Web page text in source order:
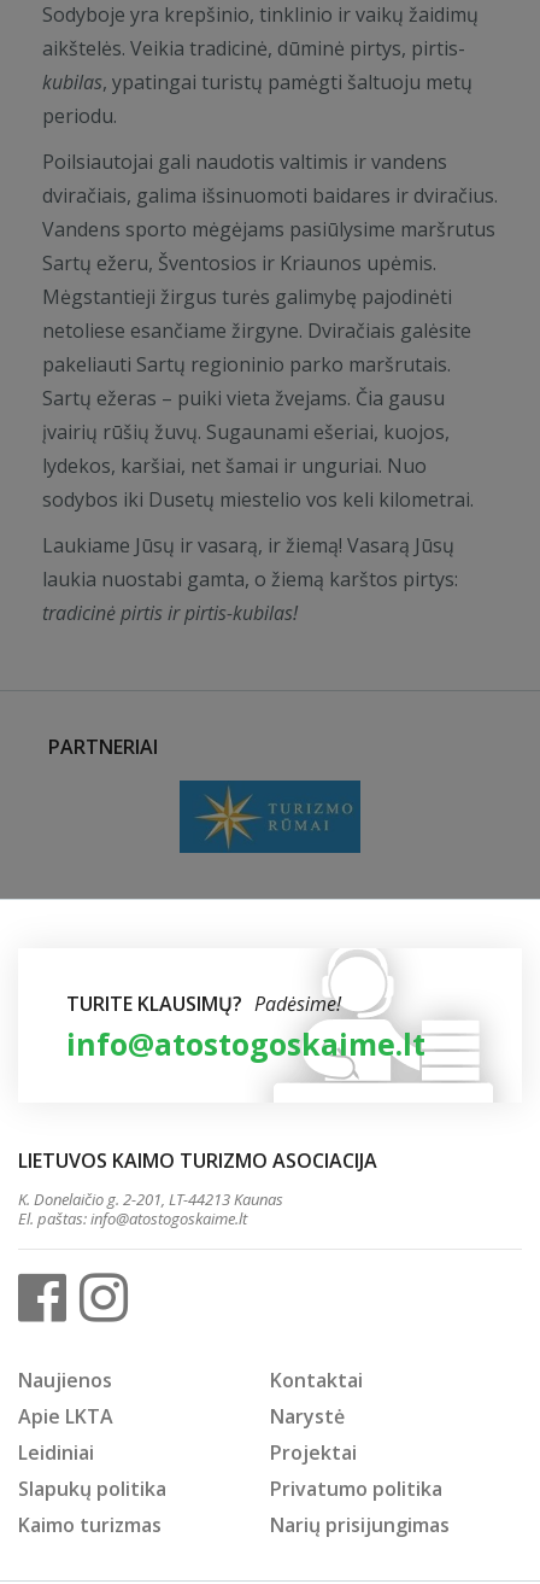
Sodyboje yra krepšinio, tinklinio ir vaikų žaidimų
aikštelės. Veikia tradicinė, dūminė pirtys, pirtis-
kubilas, ypatingai turistų pamėgti šaltuoju metų
periodu.
Poilsiautojai gali naudotis valtimis ir vandens
dviračiais, galima išsinuomoti baidares ir dviračius.
Vandens sporto mėgėjams pasiūlysime maršrutus
Sartų ežeru, Šventosios ir Kriaunos upėmis.
Mėgstantieji žirgus turės galimybę pajodinėti
netoliese esančiame žirgyne. Dviračiais galėsite
pakeliauti Sartų regioninio parko maršrutais.
Sartų ežeras – puiki vieta žvejams. Čia gausu
įvairių rūšių žuvų. Sugaunami ešeriai, kuojos,
lydekos, karšiai, net šamai ir unguriai. Nuo
sodybos iki Dusetų miestelio vos keli kilometrai.
Laukiame Jūsų ir vasarą, ir žiemą! Vasarą Jūsų
laukia nuostabi gamta, o žiemą karštos pirtys:
tradicinė pirtis ir pirtis-kubilas!
PARTNERIAI
TURITE KLAUSIMŲ? Padėsime!
info@atostogoskaime.lt
LIETUVOS KAIMO TURIZMO ASOCIACIJA
K. Donelaičio g. 2-201, LT-44213 Kaunas
El. paštas:info@atostogoskaime.lt
Naujienos
Kontaktai
Apie LKTA
Narystė
Leidiniai
Projektai
Slapukų politika
Privatumo politika
Kaimo turizmas
Narių prisijungimas